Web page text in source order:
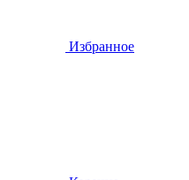
Избранное